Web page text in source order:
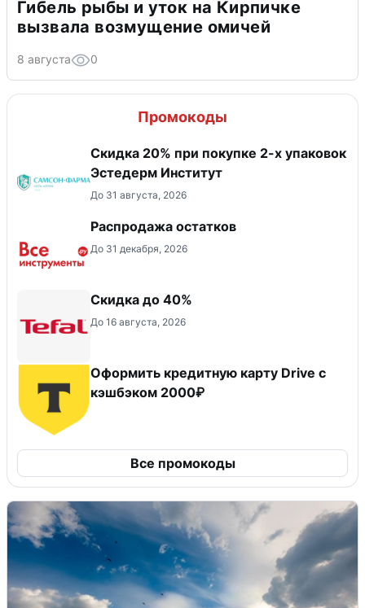
Гибель рыбы и уток на Кирпичке
вызвала возмущение омичей
8 августа 0
Промокоды
Скидка 20% при покупке 2-х упаковок
Эстедерм Институт
До 31 августа, 2026
Распродажа остатков
До 31 декабря, 2026
Скидка до 40%
До 16 августа, 2026
Оформить кредитную карту Drive с
кэшбэком 2000₽
Все промокоды